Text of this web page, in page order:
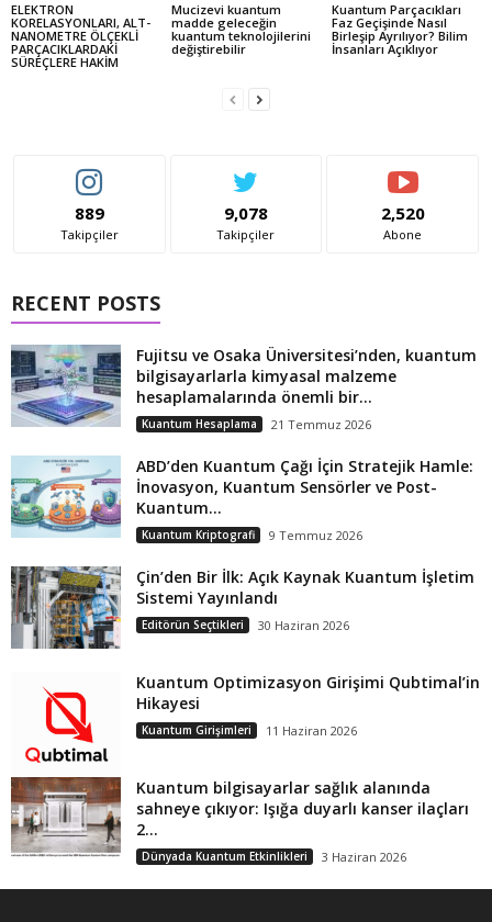
ELEKTRON
KORELASYONLARI, ALT-
NANOMETRE ÖLÇEKLİ
PARÇACIKLARDAKİ
SÜREÇLERE HAKİM
Mucizevi kuantum
madde geleceğin
kuantum teknolojilerini
değiştirebilir
Kuantum Parçacıkları
Faz Geçişinde Nasıl
Birleşip Ayrılıyor? Bilim
İnsanları Açıklıyor
889
Takipçiler
9,078
Takipçiler
2,520
Abone
RECENT POSTS
Fujitsu ve Osaka Üniversitesi’nden, kuantum
bilgisayarlarla kimyasal malzeme
hesaplamalarında önemli bir...
Kuantum Hesaplama 21 Temmuz 2026
ABD’den Kuantum Çağı İçin Stratejik Hamle:
İnovasyon, Kuantum Sensörler ve Post-
Kuantum...
Kuantum Kriptografi 9 Temmuz 2026
Çin’den Bir İlk: Açık Kaynak Kuantum İşletim
Sistemi Yayınlandı
Editörün Seçtikleri 30 Haziran 2026
Kuantum Optimizasyon Girişimi Qubtimal’in
Hikayesi
Kuantum Girişimleri 11 Haziran 2026
Kuantum bilgisayarlar sağlık alanında
sahneye çıkıyor: Işığa duyarlı kanser ilaçları
2...
Dünyada Kuantum Etkinlikleri 3 Haziran 2026